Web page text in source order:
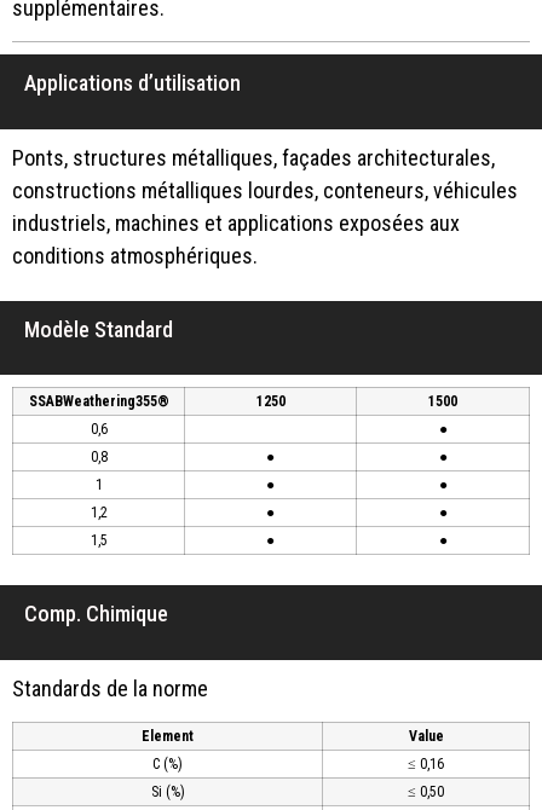
supplémentaires.
Applications d’utilisation
Ponts, structures métalliques, façades architecturales,
constructions métalliques lourdes, conteneurs, véhicules
industriels, machines et applications exposées aux
conditions atmosphériques.
Modèle Standard
SSABWeathering355® 1250
1500
0,6
●
0,8
●
●
1
●
●
1,2
●
●
1,5
● ●
Comp. Chimique
Standards de la norme
Element
Value
C (%)
≤ 0,16
Si (%)
≤ 0,50